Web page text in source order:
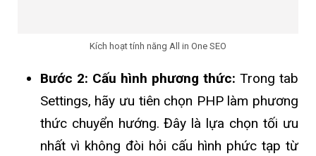
Kích hoạt tính năng All in One SEO
Bước 2: Cấu hình phương thức: Trong tab
Settings, hãy ưu tiên chọn PHP làm phương
thức chuyển hướng. Đây là lựa chọn tối ưu
nhất vì không đòi hỏi cấu hình phức tạp từ